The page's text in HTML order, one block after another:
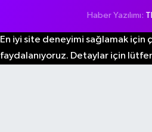
Haber Yazılımı:
En iyi site deneyimi sağlamak için
faydalanıyoruz. Detaylar için lütfen